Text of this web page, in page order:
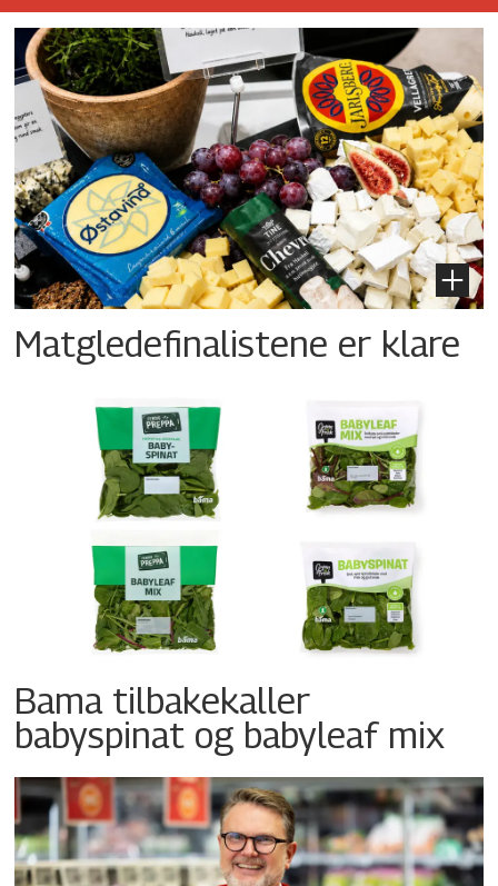
Matgledefinalistene er klare
Bama tilbakekaller
babyspinat og babyleaf mix